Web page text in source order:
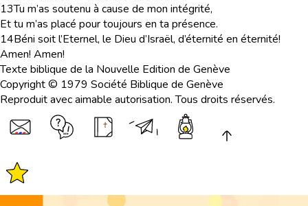
13Tu m’as soutenu à cause de mon intégrité,
Et tu m’as placé pour toujours en ta présence.
14Béni soit l’Eternel, le Dieu d’Israël, d’éternité en éternité!
Amen! Amen!
Texte biblique de la Nouvelle Edition de Genève
Copyright © 1979 Société Biblique de Genève
Reproduit avec aimable autorisation. Tous droits réservés.